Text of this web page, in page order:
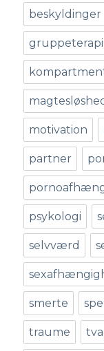
beskyldinger
gruppeterapi
motivation
partner
psykologi
selvværd
smerte
traume